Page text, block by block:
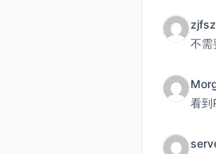
zjfsz